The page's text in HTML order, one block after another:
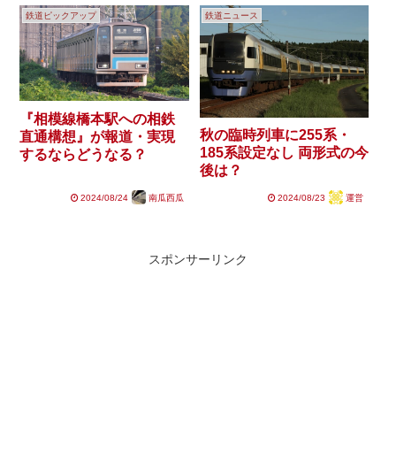
鉄道ピックアップ
『相模線橋本駅への相鉄
直通構想』が報道・実現
するならどうなる？
2024/08/24 南瓜西瓜
鉄道ニュース
秋の臨時列車に255系・
185系設定なし 両形式の今
後は？
2024/08/23 運営
スポンサーリンク